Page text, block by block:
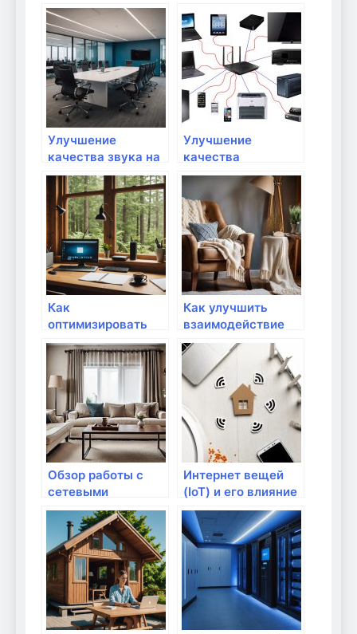
Улучшение
качества звука на
устройствах через
Wi-Fi
Улучшение
качества
видеозвонков в
Скайпе или Zoom
Как
оптимизировать
домашнюю сеть
для работы с
внешними
устройствами?
Как улучшить
взаимодействие
разных устройств
на уровне сети?
Обзор работы с
сетевыми
устройствами для
дома
Интернет вещей
(IoT) и его влияние
на сетевое
оборудование